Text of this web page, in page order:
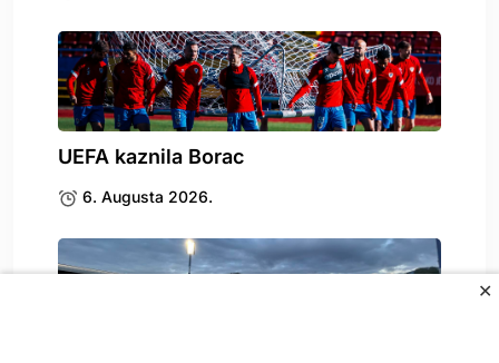
✕
UEFA kaznila Borac
6. Augusta 2026.